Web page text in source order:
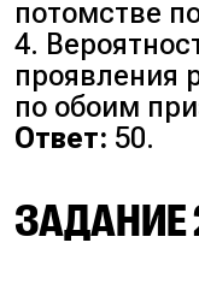
потомстве
4.
проявления
по обоим
Ответ: 50.
ЗАДАНИЕ